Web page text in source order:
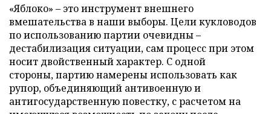
«Яблоко» – это инструмент внешнего
вмешательства в наши выборы. Цели кукловодов
по использованию партии очевидны –
дестабилизация ситуации, сам процесс при этом
носит двойственный характер. С одной
стороны, партию намерены использовать как
рупор, объединяющий антивоенную и
антигосударственную повестку, с расчетом на